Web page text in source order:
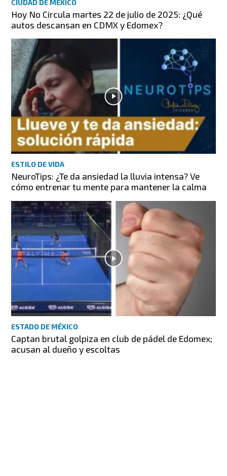
CIUDAD DE MÉXICO
Hoy No Circula martes 22 de julio de 2025: ¿Qué
autos descansan en CDMX y Edomex?
ESTILO DE VIDA
NeuroTips: ¿Te da ansiedad la lluvia intensa? Ve
cómo entrenar tu mente para mantener la calma
ESTADO DE MÉXICO
Captan brutal golpiza en club de pádel de Edomex;
acusan al dueño y escoltas